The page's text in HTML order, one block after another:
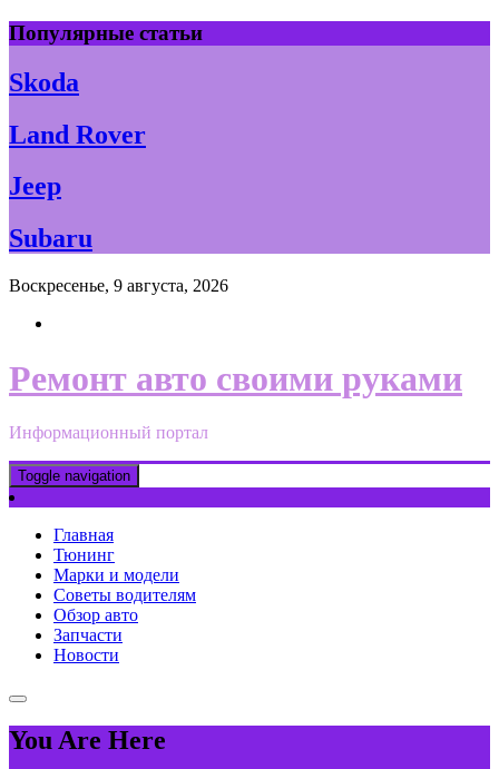
Skip
to
content
Популярные статьи
Skoda
Land Rover
Jeep
Subaru
Воскресенье, 9 августа, 2026
Ремонт авто своими руками
Информационный портал
Toggle navigation
Главная
Тюнинг
Марки и модели
Советы водителям
Обзор авто
Запчасти
Новости
You Are Here